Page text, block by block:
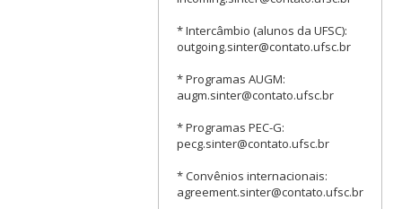
* Intercâmbio (alunos da UFSC):
outgoing.sinter@contato.ufsc.br
* Programas AUGM:
augm.sinter@contato.ufsc.br
* Programas PEC-G:
pecg.sinter@contato.ufsc.br
* Convênios internacionais:
agreement.sinter@contato.ufsc.br